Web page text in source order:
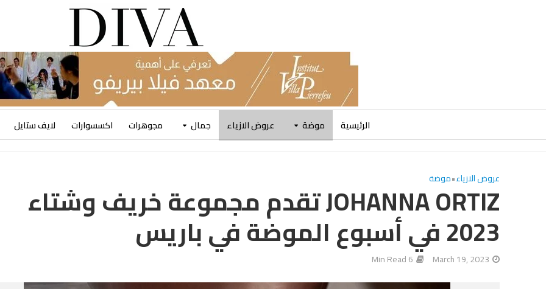
الرئيسية موضة عروض الازياء جمال مجوهرات اكسسوارات لايف ستايل
عروض الازياء•موضة
JOHANNA ORTIZ تقدم مجموعة خريف وشتاء
2023 في أسبوع الموضة في باريس
March 19, 2023
6 Min Read